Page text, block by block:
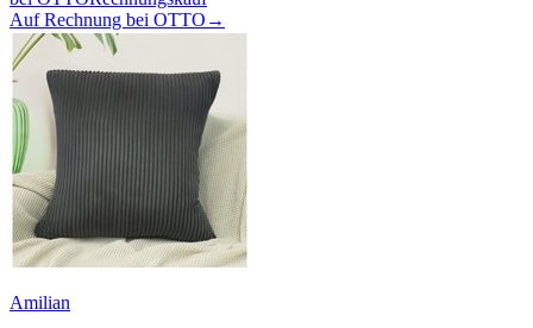
Auf Rechnung bei OTTO →
Amilian